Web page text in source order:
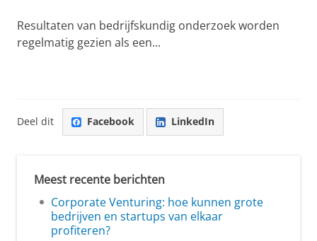
Resultaten van bedrijfskundig onderzoek worden
regelmatig gezien als een...
Deel dit Facebook LinkedIn
Meest recente berichten
Corporate Venturing: hoe kunnen grote
bedrijven en startups van elkaar
profiteren?